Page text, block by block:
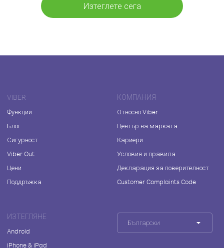
Изтеглете сега
VIBER
Функции
Блог
Сигурност
Viber Out
Цени
Поддръжка
КОМПАНИЯ
Относно Viber
Център на марката
Кариери
Условия и правила
Декларация за поверителност
Customer Complaints Code
ИЗТЕГЛЯНЕ
Android
iPhone & iPad
Български